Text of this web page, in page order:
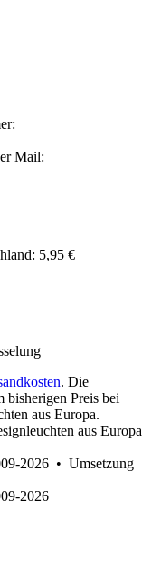
Mail:
5,95 €
. Die
bisherigen Preis bei
aus Europa.
aus Europa
2026 • Umsetzung
2026